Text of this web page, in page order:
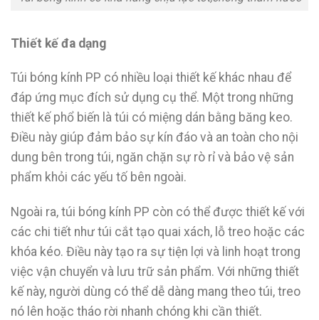
Thiết kế đa dạng
Túi bóng kính PP có nhiều loại thiết kế khác nhau để
đáp ứng mục đích sử dụng cụ thể. Một trong những
thiết kế phổ biến là túi có miệng dán bằng băng keo.
Điều này giúp đảm bảo sự kín đáo và an toàn cho nội
dung bên trong túi, ngăn chặn sự rò rỉ và bảo vệ sản
phẩm khỏi các yếu tố bên ngoài.
Ngoài ra, túi bóng kính PP còn có thể được thiết kế với
các chi tiết như túi cắt tạo quai xách, lỗ treo hoặc các
khóa kéo. Điều này tạo ra sự tiện lợi và linh hoạt trong
việc vận chuyển và lưu trữ sản phẩm. Với những thiết
kế này, người dùng có thể dễ dàng mang theo túi, treo
nó lên hoặc tháo rời nhanh chóng khi cần thiết.